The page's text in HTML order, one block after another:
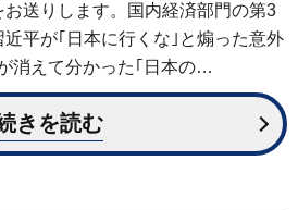
送りします。国内経済部門の第3
が｢日本に行くな｣と煽った意外
消えて分かった｢日本の…
きを読む